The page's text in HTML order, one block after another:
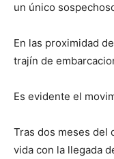
un único
En las proximidad
trajín de
Es evidente el
Tras dos meses del
vida con la llegada